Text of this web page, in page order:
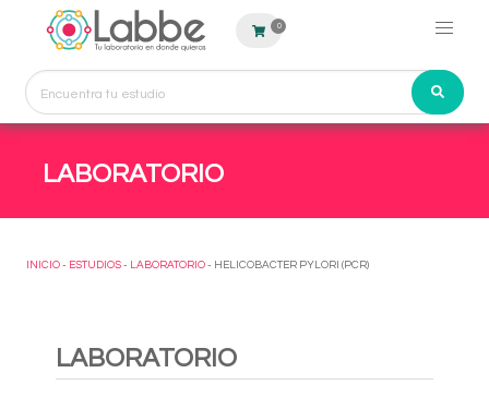
0
LABORATORIO
INICIO - ESTUDIOS - LABORATORIO - HELICOBACTER PYLORI (PCR)
LABORATORIO